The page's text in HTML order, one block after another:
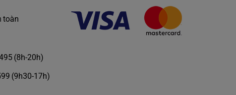
toàn
(8h-20h)
(9h30-17h)